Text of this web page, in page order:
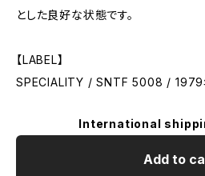
とした良好な状態です。
【LABEL】
SPECIALITY / SNTF 5008 / 1979
International
Add to